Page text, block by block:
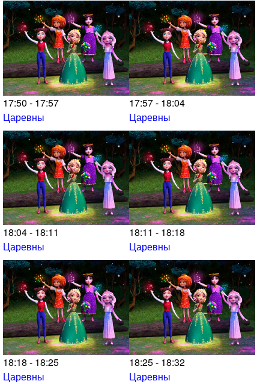
17:50 - 17:57
Царевны
17:57 - 18:04
Царевны
18:04 - 18:11
Царевны
18:11 - 18:18
Царевны
18:18 - 18:25
Царевны
18:25 - 18:32
Царевны